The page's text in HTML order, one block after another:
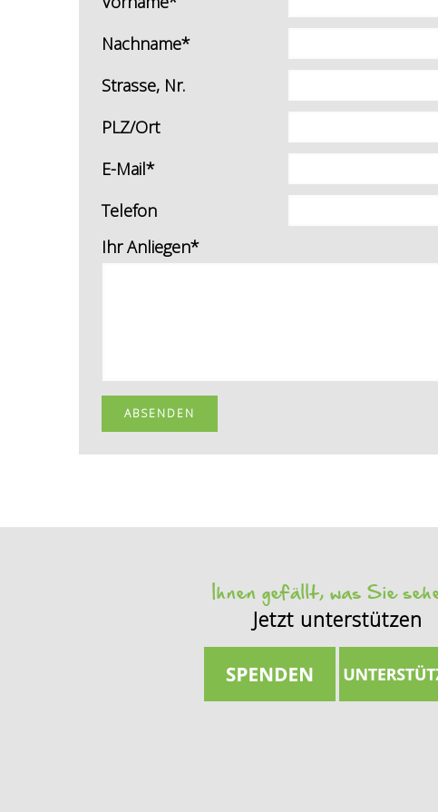
Nachname*
Strasse, Nr.
PLZ/Ort
E-Mail*
Telefon
Ihr Anliegen*
Ihnen gefällt, was Sie
Jetzt unterstützen